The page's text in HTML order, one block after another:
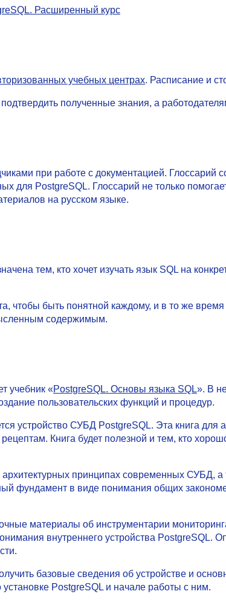
Расширенный курс
учебных центрах. Расписание и
полученные знания, а
при работе с документацией. Глоссарий
для PostgreSQL. Глоссарий не только
на русском языке.
тем, кто хочет изучать язык SQL на
чтобы быть понятной каждому, и в то же
содержимым.
учебник «PostgreSQL. Основы языка SQL». В
пользовательских функций и процедур.
устройство СУБД PostgreSQL. Эта книга для
Книга будет полезной и тем, кто
архитектурных принципах современных СУБД, а
фундамент в виде понимания общих
материалы об инструментарии
внутреннего устройства PostgreSQL.
базовые сведения об устройстве и
PostgreSQL и начале работы с ним.